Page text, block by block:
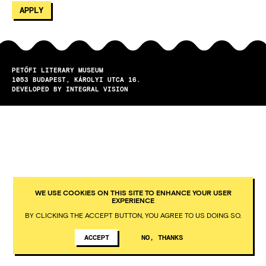
PETŐFI LITERARY MUSEUM
1053
BUDAPEST
KÁROLYI UTCA 16.
DEVELOPED BY INTEGRAL VISION
WE USE COOKIES ON THIS SITE TO ENHANCE YOUR USER
EXPERIENCE
BY CLICKING THE ACCEPT BUTTON, YOU AGREE TO US DOING SO.
ACCEPT NO, THANKS